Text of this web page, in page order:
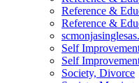
Reference &
Reference &
Self
Self
Society, Divorce